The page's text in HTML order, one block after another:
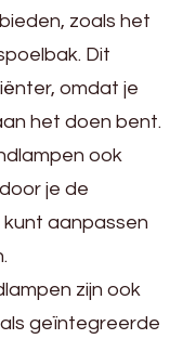
zoals het
Dit
omdat je
het doen bent.
ook
je de
aanpassen
zijn ook
geïntegreerde